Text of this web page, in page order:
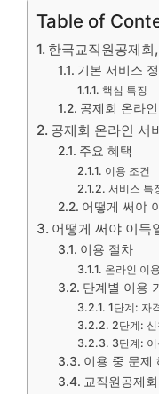
Table of
한국교직원공제
기본 서비스
핵심 특징
공제회 온라
공제회 온라인 서
주요 혜택
이용 조건
서비스 특
어떻게 써야
어떻게 써야 이득
이용 절차
온라인 이
단계별 이용
1단계: 자
2단계: 신
3단계:
이용 중 문제
교직원공제